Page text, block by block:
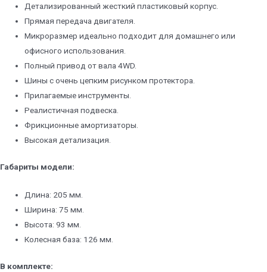
Детализированный жесткий пластиковый корпус.
Прямая передача двигателя.
Микроразмер идеально подходит для домашнего или
офисного использования.
Полный привод от вала 4WD.
Шины с очень цепким рисунком протектора.
Прилагаемые инструменты.
Реалистичная подвеска.
Фрикционные амортизаторы.
Высокая детализация.
Габариты модели:
Длина: 205 мм.
Ширина: 75 мм.
Высота: 93 мм.
Колесная база: 126 мм.
В комплекте: